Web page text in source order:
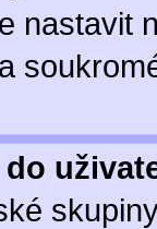
nastavit